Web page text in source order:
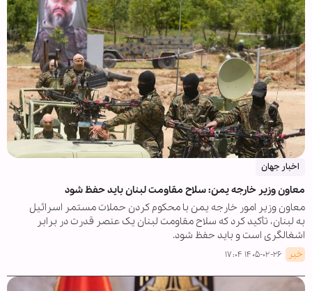
اخبار جهان
معاون وزیر خارجه یمن: سلاح مقاومت لبنان باید حفظ شود
معاون وزیر امور خارجه یمن با محکوم کردن حملات مستمر اسرائیل
به لبنان، تأکید کرد که سلاح مقاومت لبنان یک عنصر قدرت در برابر
اشغالگری است و باید حفظ شود.
خبر ۱۴۰۵-۰۲-۲۶ ۱۷:۰۴